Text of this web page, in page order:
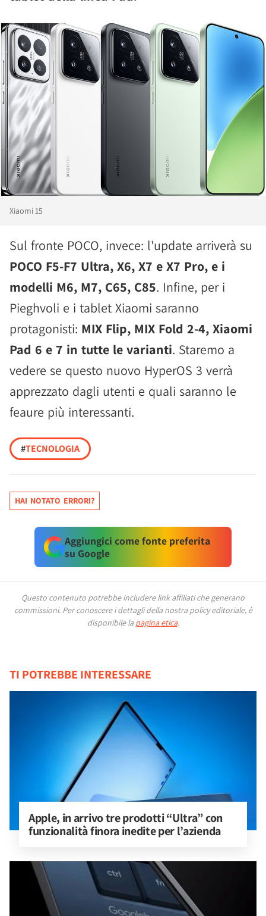
Xiaomi 15
Sul fronte POCO, invece: l'update arriverà su
POCO F5-F7 Ultra, X6, X7 e X7 Pro, e i
modelli M6, M7, C65, C85. Infine, per i
Pieghvoli e i tablet Xiaomi saranno
protagonisti: MIX Flip, MIX Fold 2-4, Xiaomi
Pad 6 e 7 in tutte le varianti. Staremo a
vedere se questo nuovo HyperOS 3 verrà
apprezzato dagli utenti e quali saranno le
feaure più interessanti.
#TECNOLOGIA
HAI NOTATO ERRORI?
Aggiungici come fonte preferita
su Google
Questo contenuto potrebbe includere link affiliati che generano
commissioni. Per conoscere i dettagli della nostra policy editoriale, è
disponibile la pagina etica.
TI POTREBBE INTERESSARE
Apple, in arrivo tre prodotti “Ultra” con
funzionalità finora inedite per l’azienda